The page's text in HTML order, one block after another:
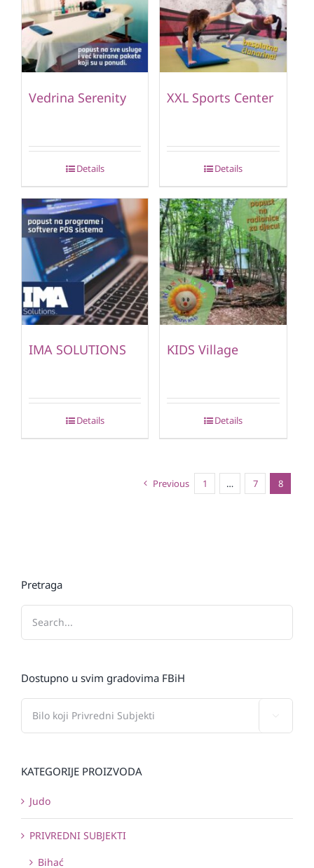
Vedrina Serenity
Details
XXL Sports Center
Details
IMA SOLUTIONS
Details
KIDS Village
Details
Previous 1 … 7 8
Pretraga
Dostupno u svim gradovima FBiH
KATEGORIJE PROIZVODA
Judo
PRIVREDNI SUBJEKTI
Bihać